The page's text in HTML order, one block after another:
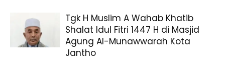
Tgk H Muslim A Wahab Khatib
Shalat Idul Fitri 1447 H di Masjid
Agung Al-Munawwarah Kota
Jantho